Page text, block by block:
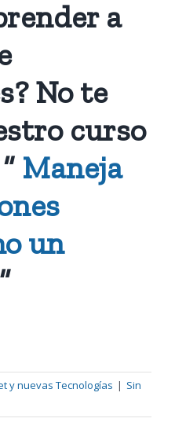
a
No te
curso
Maneja
un
”
y nuevas Tecnologías | Sin